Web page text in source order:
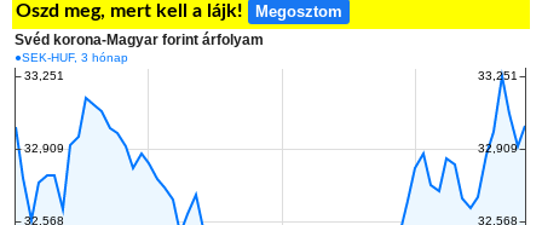
Oszd meg, mert kell a lájk! Megosztom